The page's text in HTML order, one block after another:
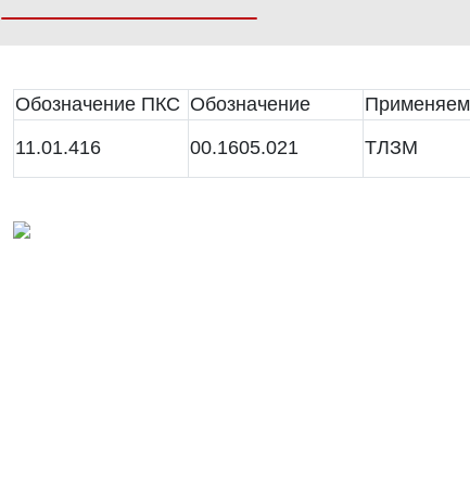
Обозначение ПКС Обозначение
11.01.416
00.1605.021 ТЛЗМ